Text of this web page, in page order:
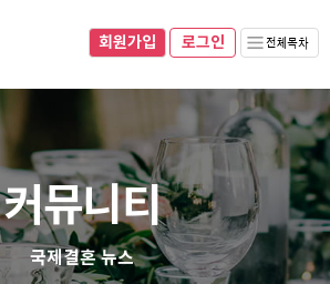
로그인
회원가입 로그인
커뮤니티
국제결혼 뉴스